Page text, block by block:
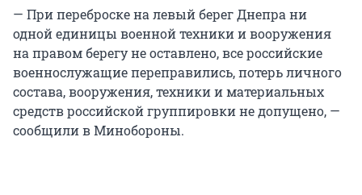
— При переброске на левый берег Днепра ни
одной единицы военной техники и вооружения
на правом берегу не оставлено, все российские
военнослужащие переправились, потерь личного
состава, вооружения, техники и материальных
средств российской группировки не допущено, —
сообщили в Минобороны.